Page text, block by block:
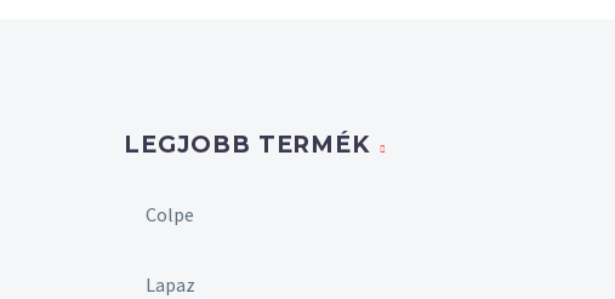
LEGJOBB TERMÉK
Colpe
Lapaz